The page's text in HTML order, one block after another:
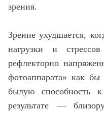
зрения.
Зрение ухудшается,
нагрузки и
рефлекторно
фотоаппарата» как бы
былую способность
результате —